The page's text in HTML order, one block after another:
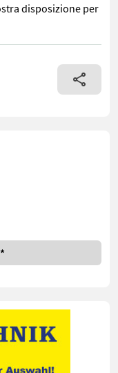
disposizione per
a 2 cilindri, 18